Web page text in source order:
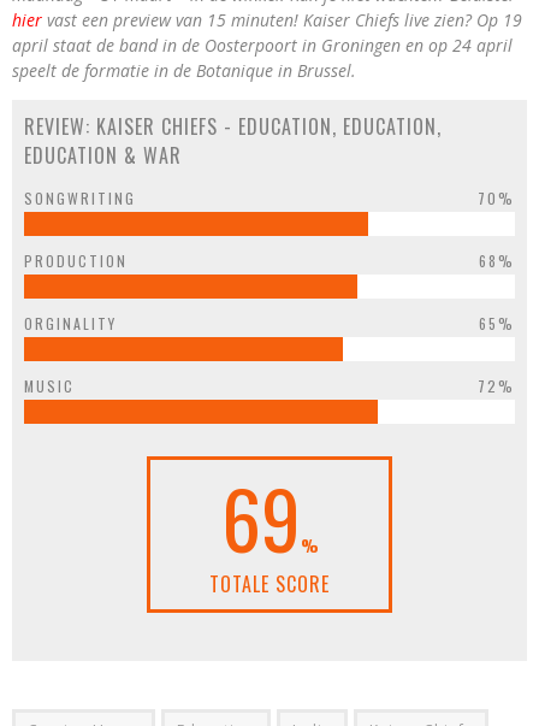
hier vast een preview van 15 minuten! Kaiser Chiefs live zien? Op 19
april staat de band in de Oosterpoort in Groningen en op 24 april
speelt de formatie in de Botanique in Brussel.
REVIEW: KAISER CHIEFS - EDUCATION, EDUCATION,
EDUCATION & WAR
SONGWRITING 70%
PRODUCTION 68%
ORGINALITY 65%
MUSIC 72%
69 %
TOTALE SCORE